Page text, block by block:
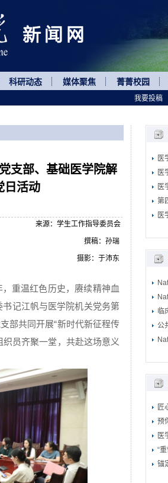
科研动态 媒体聚焦 菁菁校园
支部、基础医学院解
日活动
来源：学生工作指导委员会
撰稿：孙瑞
摄影：于沛东
重温红色历史，赓续精神血
记江帆与医学院机关党务第
部共同开展“新时代新征程传
员齐聚一堂，共赴这场意义
医
医
医
第
医
临
公
匠
预
医
“
锚
我要投稿